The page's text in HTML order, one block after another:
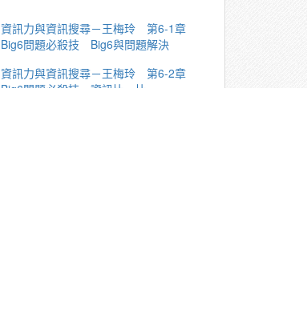
資訊力與資訊搜尋－王梅玲 第6-1章
Big6問題必殺技 Big6與問題解決
資訊力與資訊搜尋－王梅玲 第6-2章
Big6問題必殺技 資訊比一比